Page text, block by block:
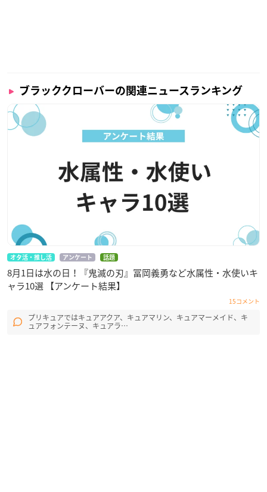
ブラッククローバーの関連ニュースランキング
オタ活・推し活 アンケート 話題
8月1日は水の日！『鬼滅の刃』冨岡義勇など水属性・水使いキ
ャラ10選 【アンケート結果】
15コメント
プリキュアではキュアアクア、キュアマリン、キュアマーメイド、キ
ュアフォンテーヌ、キュアラ…